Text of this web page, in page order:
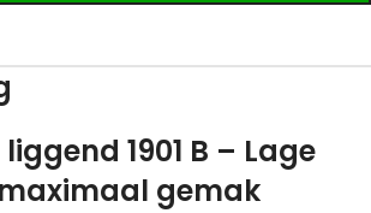
1901 B – Lage
gemak